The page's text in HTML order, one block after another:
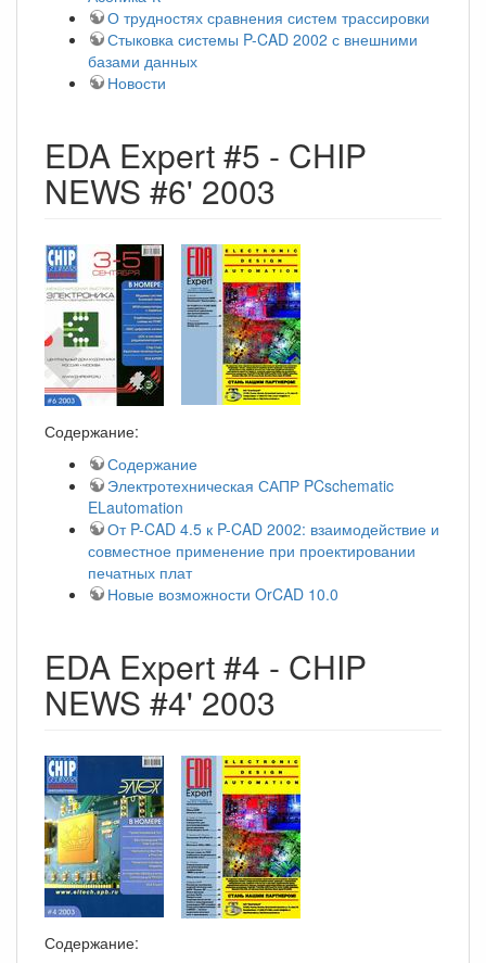
О трудностях сравнения систем трассировки
Стыковка системы P-CAD 2002 с внешними
базами данных
Новости
EDA Expert #5 - CHIP
NEWS #6' 2003
Содержание:
Содержание
Электротехническая САПР PCschematic
ELautomation
От P-CAD 4.5 к P-CAD 2002: взаимодействие и
совместное применение при проектировании
печатных плат
Новые возможности OrCAD 10.0
EDA Expert #4 - CHIP
NEWS #4' 2003
Содержание: